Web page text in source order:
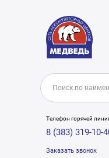
Телефон горячей
8 (383) 319-10-
Заказать звонок